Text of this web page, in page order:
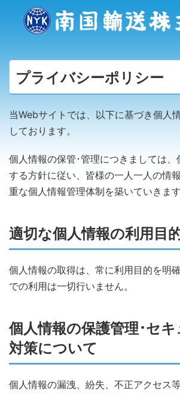
プライバシーポリシー
当Webサイトでは、以下に基づき個人
しております。
個人情報の保管･管理につきましては、
する方針に従い、皆様の一人一人の情
重な個人情報管理体制を築いていきます
適切な個人情報の利用目
個人情報の取得は、常に利用目的を明
での利用は一切行いません。
個人情報の保護管理･セ
対策について
個人情報の漏洩、紛失、不正アクセス